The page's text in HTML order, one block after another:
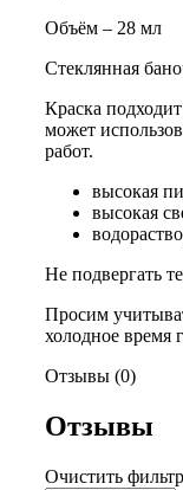
Объём – 28 мл
Стеклянная
Краска
может
работ.
высокая
высокая
Не подвергать
Просим
холодное время
Отзывы (0)
Отзывы
Очистить